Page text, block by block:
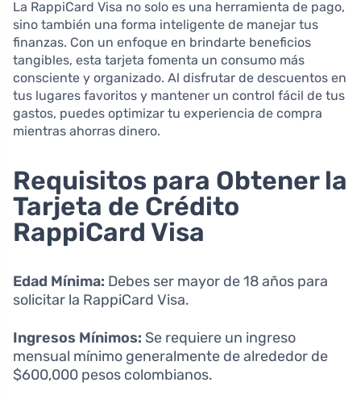
La RappiCard Visa no solo es una herramienta de pago,
sino también una forma inteligente de manejar tus
finanzas. Con un enfoque en brindarte beneficios
tangibles, esta tarjeta fomenta un consumo más
consciente y organizado. Al disfrutar de descuentos en
tus lugares favoritos y mantener un control fácil de tus
gastos, puedes optimizar tu experiencia de compra
mientras ahorras dinero.
Requisitos para Obtener la
Tarjeta de Crédito
RappiCard Visa
Edad Mínima: Debes ser mayor de 18 años para
solicitar la RappiCard Visa.
Ingresos Mínimos: Se requiere un ingreso
mensual mínimo generalmente de alrededor de
$600,000 pesos colombianos.